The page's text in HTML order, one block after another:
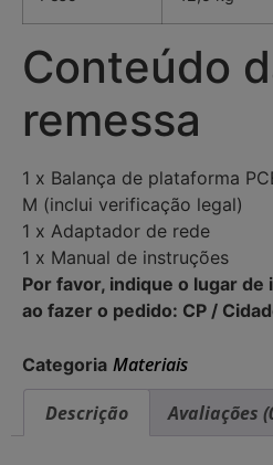
Conteúdo
remessa
1 x Balança de plataforma
M (inclui verificação legal)
1 x Adaptador de rede
1 x Manual de instruções
Por favor, indique o lugar de
ao fazer o pedido: CP /
Categoria Materiais
Descrição
Avaliações